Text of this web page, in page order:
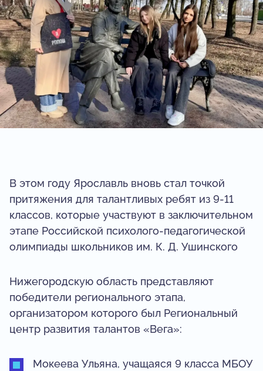
В этом году Ярославль вновь стал точкой
притяжения для талантливых ребят из 9-11
классов, которые участвуют в заключительном
этапе Российской психолого-педагогической
олимпиады школьников им. К. Д. Ушинского
Нижегородскую область представляют
победители регионального этапа,
организатором которого был Региональный
центр развития талантов «Вега»:
Мокеева Ульяна, учащаяся 9 класса МБОУ